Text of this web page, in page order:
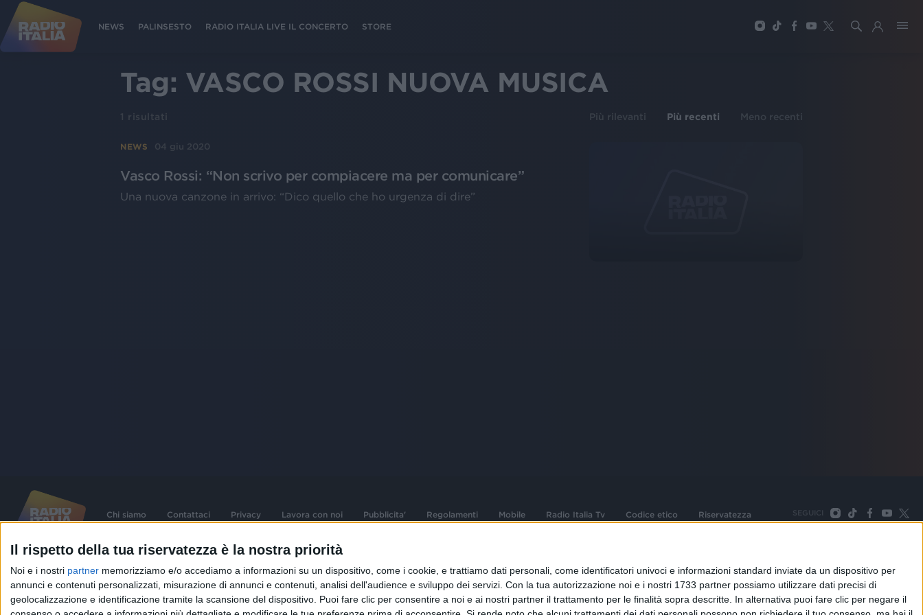
Il rispetto della tua riservatezza è la nostra priorità
Noi e i nostri partner memorizziamo e/o accediamo a informazioni su un dispositivo, come i cookie, e trattiamo dati personali, come identificatori univoci e informazioni standard inviate da un dispositivo per
annunci e contenuti personalizzati, misurazione di annunci e contenuti, analisi dell'audience e sviluppo dei servizi. Con la tua autorizzazione noi e i nostri 1733 partner possiamo utilizzare dati precisi di
geolocalizzazione e identificazione tramite la scansione del dispositivo. Puoi fare clic per consentire a noi e ai nostri partner il trattamento per le finalità sopra descritte. In alternativa puoi fare clic per negare il
NEWS PALINSESTO RADIO ITALIA LIVE IL CONCERTO STORE
Tag: VASCO ROSSI NUOVA MUSICA
1 risultati Più rilevanti Più recenti Meno recenti
NEWS 04 giu 2020
Vasco Rossi: “Non scrivo per compiacere ma per comunicare”
Una nuova canzone in arrivo: “Dico quello che ho urgenza di dire”
Chi siamo Contattaci Privacy Lavora con noi Pubblicita' Regolamenti Mobile Radio Italia Tv Codice etico Riservatezza SEGUICI
©2026RADIO ITALIA S.p.A. P.IVA 06832230152 | Tutti i diritti riservati. Per le opere dell'ingegno
contenute nel sito sono stati assolti gli obblighi derivanti dalla normativa dei diritti d'autore e dei diritti
connessi.
Capitale Sociale € 580.000,00 interamente versato. Iscr. Reg. Imprese Milano - C.F. e n° iscrizione
Sede Amministrativa: Viale Europa 49, 20093 Cologno Monzese (Mi) |Tel. +39 02 254441 | Fax +39
02 25444220
Sede Legale: Via Savona 97, 20144 Milano
TORNA SU